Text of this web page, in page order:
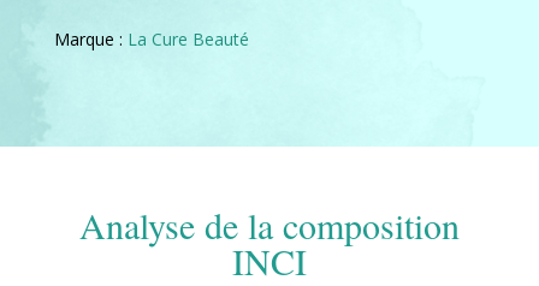
Marque : La Cure Beauté
Analyse de la composition
INCI